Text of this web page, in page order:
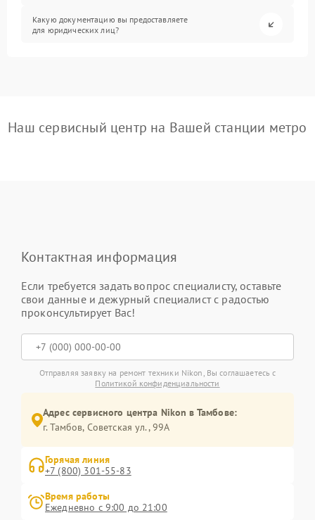
Какую документацию вы предоставляете
для юридических лиц?
Наш сервисный центр на Вашей станции метро
Контактная информация
Если требуется задать вопрос специалисту, оставьте
свои данные и дежурный специалист с радостью
проконсультирует Вас!
Отправляя заявку на ремонт техники Nikon, Вы соглашаетесь с
Политикой конфиденциальности
Адрес сервисного центра Nikon в Тамбове:
г. Тамбов, Советская ул., 99А
Горячая линия
+7 (800) 301-55-83
Время работы
Ежедневно с 9:00 до 21:00